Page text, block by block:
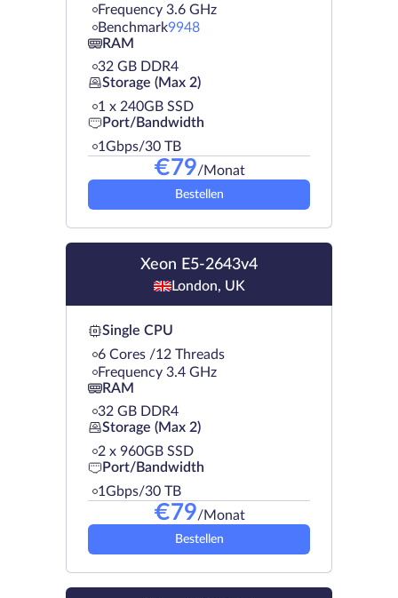
Frequency 3.6 GHz
Benchmark9948
RAM
32 GB DDR4
Storage (Max 2)
1 х 240GB SSD
Port/Bandwidth
1Gbps/30 TB
€79/Monat
Bestellen
Xeon E5-2643v4
London, UK
Single CPU
6 Cores /12 Threads
Frequency 3.4 GHz
RAM
32 GB DDR4
Storage (Max 2)
2 х 960GB SSD
Port/Bandwidth
1Gbps/30 TB
€79/Monat
Bestellen